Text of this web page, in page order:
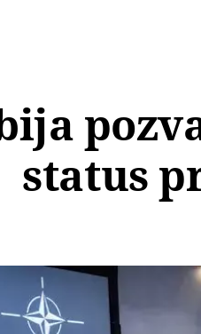
status